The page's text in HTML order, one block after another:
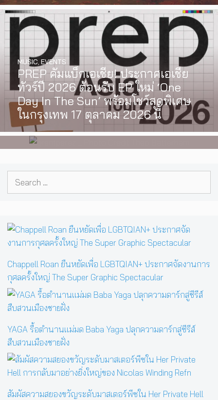
PREP คัมแบ็กเอเชีย! ประกาศเอเชีย
ทัวร์ปี 2026 ต้อนรับ EP ใหม่ ‘One
Day In The Sun’ พร้อมโชว์สุดพิเศษ
ในกรุงเทพ 17 ตุลาคม 2026 นี้
MUSIC EVENTS
[Exclusive Interview] grentperez
จากเด็กอายุ 12 ปีที่ร้องเพลงในห้อง
นอน สู่การแสดงคอนเสิร์ตต่อหน้าคน
นับหมื่น
INTERVIEW,MUSIC
Search
Chappell Roan ยืนหยัดเพื่อ LGBTQIAN+ ประกาศจัดงานการ
กุศลครั้งใหญ่ The Super Graphic Spectacular
YAGA รื้อตำนานแม่มด Baba Yaga ปลุกความดาร์กสู่ซีรีส์
สืบสวนเมืองชายฝั่ง
สัมผัสความสยองขวัญระดับมาสเตอร์พีซใน Her Private Hell